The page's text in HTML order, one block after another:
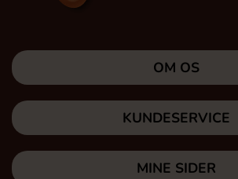
OM OS
KUNDESERVICE
MINE SIDER